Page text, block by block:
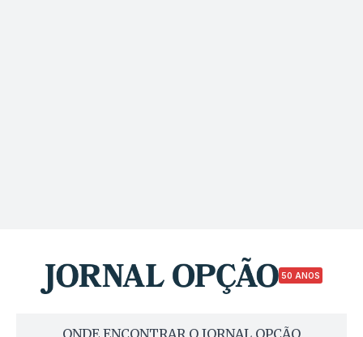
50 ANOS
ONDE ENCONTRAR O JORNAL OPÇÃO